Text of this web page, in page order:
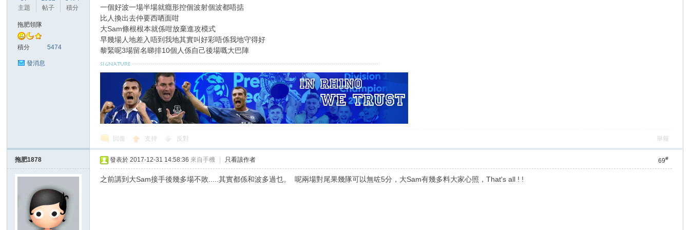
主題
帖子
積分
拖肥領隊
積分 5474
發消息
一個好波一場半場就癮形控個波射個波都唔掂
比人換出去仲要西哂面咁
大Sam條根根本就係咁放棄進攻模式
早幾場人地差入唔到我地其實叫好彩唔係我地守得好
黎緊呢3場留名睇排10個人係自己後場嘅大巴陣
回復 支持 反對 舉報
拖肥1878 69#
發表於 2017-12-31 14:58:36 來自手機 只看該作者
之前講到大Sam接手後幾多場不敗.....其實都係和波多過乜。 呢兩場對尾果幾隊可以無咗5分，大Sam有幾多料大家心照，That's all ! !